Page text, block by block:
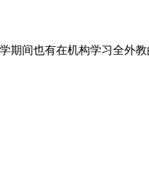
期间也有在机构学习全外